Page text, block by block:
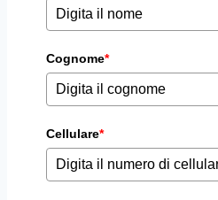
Cognome*
Cellulare*